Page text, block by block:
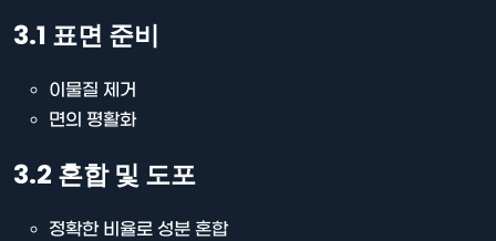
3.1 표면 준비
이물질 제거
면의 평활화
3.2 혼합 및 도포
정확한 비율로 성분 혼합